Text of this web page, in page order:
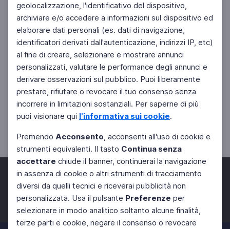
geolocalizzazione, l'identificativo del dispositivo,
archiviare e/o accedere a informazioni sul dispositivo ed
elaborare dati personali (es. dati di navigazione,
identificatori derivati dall'autenticazione, indirizzi IP, etc)
al fine di creare, selezionare e mostrare annunci
personalizzati, valutare le performance degli annunci e
derivare osservazioni sul pubblico. Puoi liberamente
prestare, rifiutare o revocare il tuo consenso senza
incorrere in limitazioni sostanziali. Per saperne di più
puoi visionare qui l'informativa sui cookie.
Premendo Acconsento, acconsenti all'uso di cookie e
strumenti equivalenti. Il tasto Continua senza
accettare chiude il banner, continuerai la navigazione
in assenza di cookie o altri strumenti di tracciamento
diversi da quelli tecnici e riceverai pubblicità non
personalizzata. Usa il pulsante Preferenze per
selezionare in modo analitico soltanto alcune finalità,
terze parti e cookie, negare il consenso o revocare
Facebook Twitter Instagram